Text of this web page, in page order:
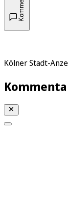
Kölner Stadt-